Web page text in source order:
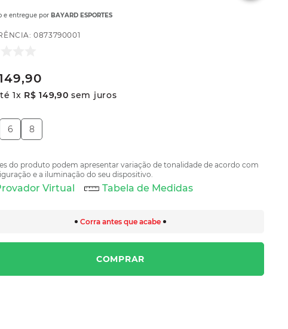
e entregue por BAYARD ESPORTES
:0873790001
,90
1x R$ 149,90 sem juros
6 8
do produto podem apresentar variação de tonalidade de acordo com
e a iluminação do seu dispositivo.
Virtual Tabela de Medidas
Corra antes que acabe
COMPRAR